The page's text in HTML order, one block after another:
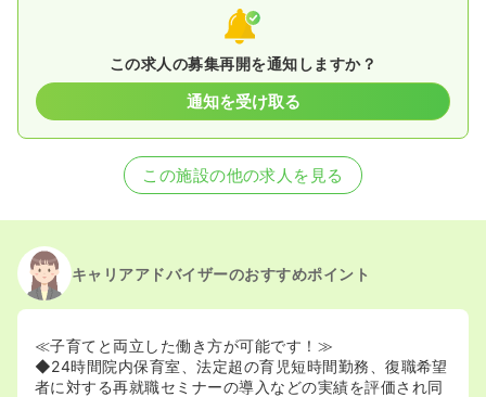
この求人の募集再開を通知しますか？
通知を受け取る
この施設の他の求人を見る
キャリアアドバイザーのおすすめポイント
≪子育てと両立した働き方が可能です！≫
◆24時間院内保育室、法定超の育児短時間勤務、復職希望
者に対する再就職セミナーの導入などの実績を評価され同